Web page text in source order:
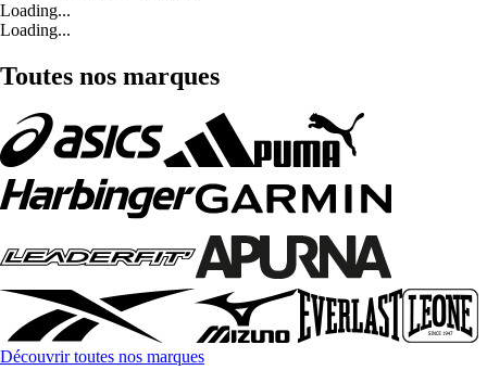
Loading...
Loading...
Toutes nos marques
Découvrir toutes nos marques